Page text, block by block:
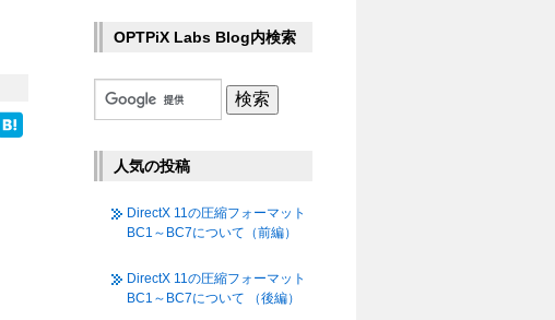
OPTPiX Labs Blog内検索
人気の投稿
DirectX 11の圧縮フォーマット
BC1～BC7について（前編）
DirectX 11の圧縮フォーマット
BC1～BC7について （後編）